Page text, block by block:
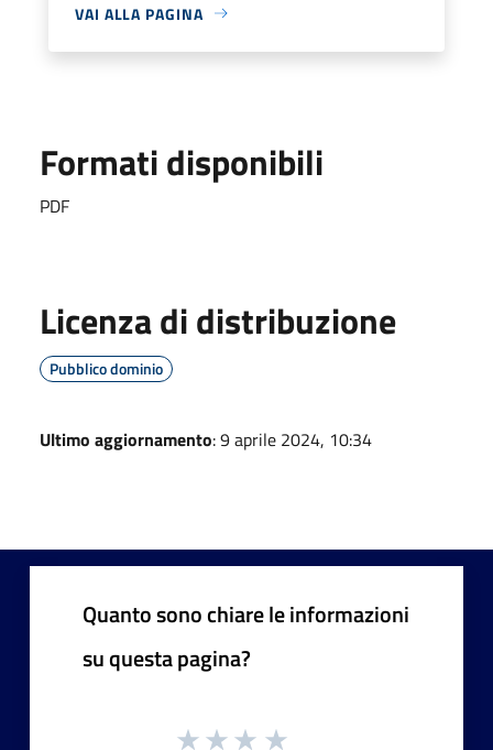
VAI ALLA PAGINA
Formati disponibili
PDF
Licenza di distribuzione
Pubblico dominio
Ultimo aggiornamento: 9 aprile 2024, 10:34
Quanto sono chiare le informazioni
su questa pagina?